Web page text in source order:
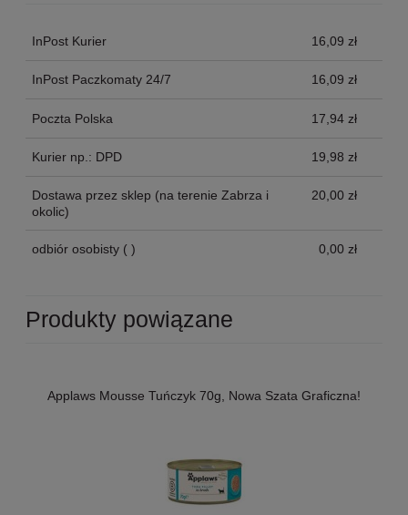
InPost Kurier 16,09 zł
InPost Paczkomaty 24/7 16,09 zł
Poczta Polska 17,94 zł
Kurier np.: DPD 19,98 zł
Dostawa przez sklep (na terenie Zabrza i
okolic)
20,00 zł
odbiór osobisty ( ) 0,00 zł
Produkty powiązane
Applaws Mousse Tuńczyk 70g, Nowa Szata Graficzna!